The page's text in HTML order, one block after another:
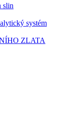
slin
systém
ZLATA